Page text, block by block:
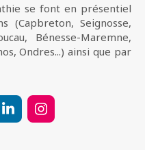
se font en présentiel
(Capbreton, Seignosse,
Bénesse-Maremne,
Ondres...) ainsi que par